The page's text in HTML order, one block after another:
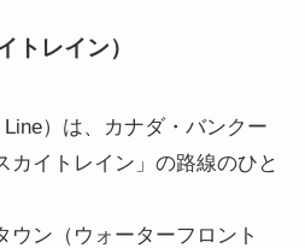
レイン）
）は、カナダ・バンクー
カイトレイン」の路線のひと
ウン（ウォーターフロント